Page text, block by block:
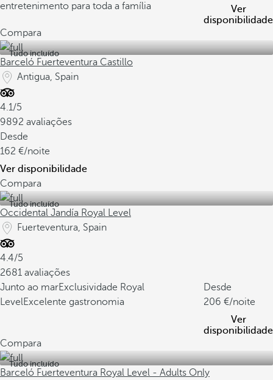
entretenimento para toda a família
Ver
disponibilidade
Compara
Tudo incluído
Barceló Fuerteventura Castillo
Antigua, Spain
4.1/5
9892 avaliações
Desde
162
/noite
Ver disponibilidade
Compara
Tudo incluído
Occidental Jandía Royal Level
Fuerteventura, Spain
4.4/5
2681 avaliações
Junto ao marExclusividade Royal
LevelExcelente gastronomia
Desde
206
/noite
Ver
disponibilidade
Compara
Tudo incluído
Barceló Fuerteventura Royal Level - Adults Only